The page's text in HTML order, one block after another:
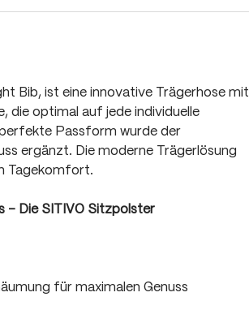
Bib, ist eine innovative Trägerhose mit
die optimal auf jede individuelle
Passform wurde der
ergänzt. Die moderne Trägerlösung
Tagekomfort.
- Die SITIVO Sitzpolster
für maximalen Genuss